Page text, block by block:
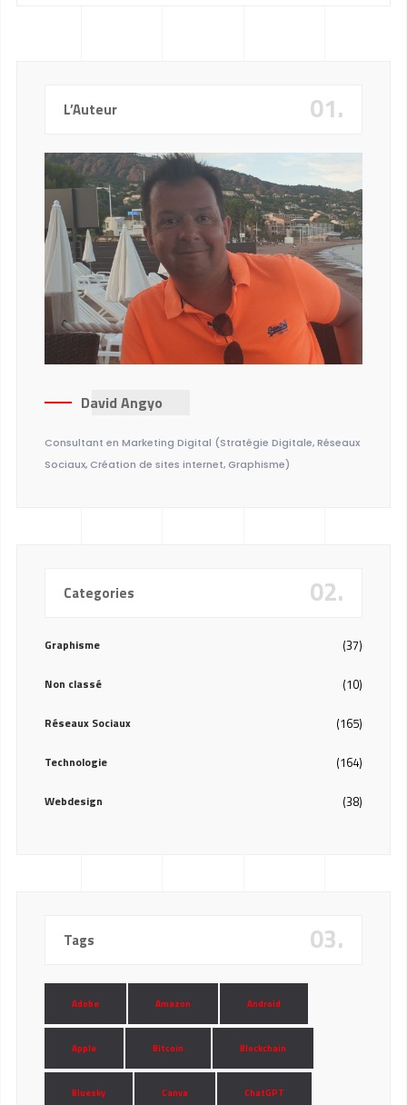
L’Auteur 01.
David Angyo
Consultant en Marketing Digital (Stratégie Digitale, Réseaux
Sociaux, Création de sites internet, Graphisme)
Categories 02.
Graphisme (37)
Non classé (10)
Réseaux Sociaux (165)
Technologie (164)
Webdesign (38)
Tags 03.
Adobe Amazon Android
Apple Bitcoin Blockchain
Bluesky Canva ChatGPT